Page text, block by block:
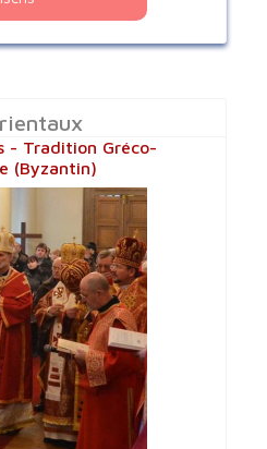
- Tradition Gréco-
(Byzantin)